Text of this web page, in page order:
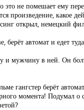
не помешает ему
какое
открыл, немецкий
автомат и едет
мужчину в ней. Он
берёт
момента! Подумал о